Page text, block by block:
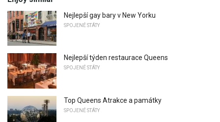
Nejlepší gay bary v New Yorku
SPOJENÉ STÁTY
Nejlepší týden restaurace Queens
SPOJENÉ STÁTY
Top Queens Atrakce a památky
SPOJENÉ STÁTY